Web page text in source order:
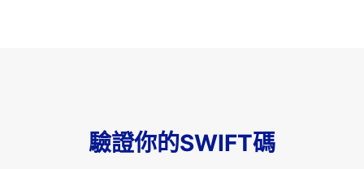
驗證你的SWIFT碼